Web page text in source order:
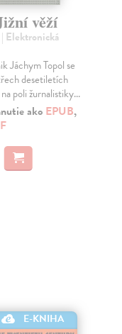
věží
| Elektronická
Jáchym Topol se
desetiletích
poli žurnalistiky...
ako EPUB,
E-KNIHA